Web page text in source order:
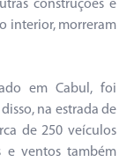
construções e
interior, morreram
em Cabul, foi
na estrada de
de 250 veículos
e ventos também